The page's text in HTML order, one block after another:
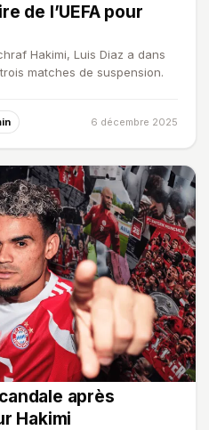
de l’UEFA pour
Hakimi, Luis Diaz a dans
matches de suspension.
6 décembre 2025
après
Hakimi